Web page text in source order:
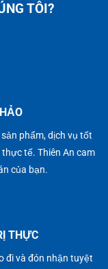
TÔI?
phẩm, dịch vụ tốt
tế. Thiên An cam
của bạn.
THỰC
đi và đón nhận tuyệt